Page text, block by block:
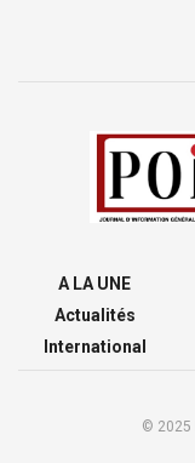
A LA UNE
Actualités
International
© 2025